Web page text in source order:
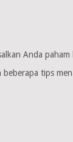
Anda
beberapa tips